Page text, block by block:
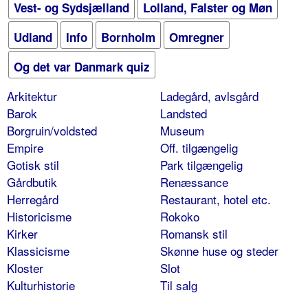
Vest- og Sydsjælland
Lolland, Falster og Møn
Udland
Info Bornholm
Omregner
Og det var Danmark quiz
Arkitektur
Barok
Borgruin/voldsted
Empire
Gotisk stil
Gårdbutik
Herregård
Historicisme
Kirker
Klassicisme
Kloster
Kulturhistorie
Ladegård, avlsgård
Landsted
Museum
Off. tilgængelig
Park tilgængelig
Renæssance
Restaurant, hotel etc.
Rokoko
Romansk stil
Skønne huse og steder
Slot
Til salg